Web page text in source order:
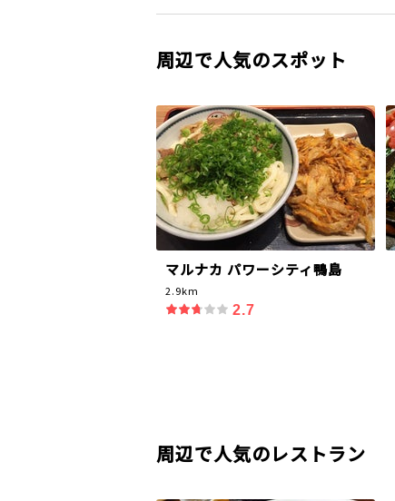
周辺で人気のスポット
マルナカ パワーシティ鴨島
2.9km
2.7
周辺で人気のレストラン